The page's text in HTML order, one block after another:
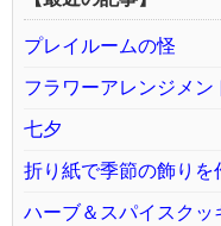
プレイルームの怪
フラワーアレンジメン
七夕
折り紙で季節の飾りを
ハーブ＆スパイスクッ